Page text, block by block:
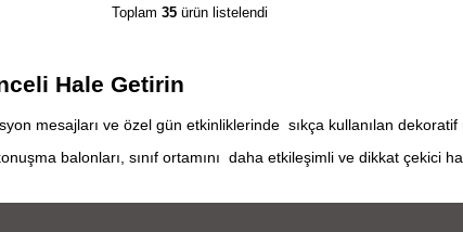
Toplam 35 ürün listelendi
Hale Getirin
mesajları ve özel gün etkinliklerinde sıkça kullanılan dekoratif
balonları, sınıf ortamını daha etkileşimli ve dikkat çekici